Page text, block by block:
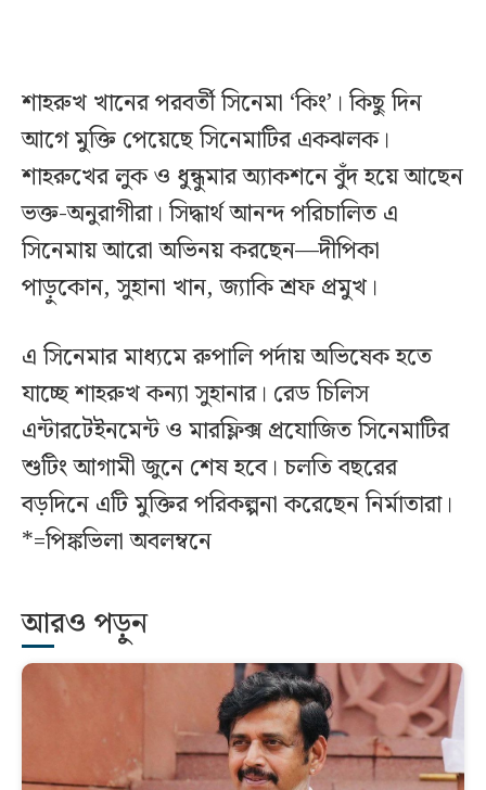
শাহরুখ খানের পরবর্তী সিনেমা ‘কিং’। কিছু দিন
আগে মুক্তি পেয়েছে সিনেমাটির একঝলক।
শাহরুখের লুক ও ধুন্ধুমার অ্যাকশনে বুঁদ হয়ে আছেন
ভক্ত-অনুরাগীরা। সিদ্ধার্থ আনন্দ পরিচালিত এ
সিনেমায় আরো অভিনয় করছেন—দীপিকা
পাড়ুকোন, সুহানা খান, জ্যাকি শ্রফ প্রমুখ।
এ সিনেমার মাধ্যমে রুপালি পর্দায় অভিষেক হতে
যাচ্ছে শাহরুখ কন্যা সুহানার। রেড চিলিস
এন্টারটেইনমেন্ট ও মারফ্লিক্স প্রযোজিত সিনেমাটির
শুটিং আগামী জুনে শেষ হবে। চলতি বছরের
বড়দিনে এটি মুক্তির পরিকল্পনা করেছেন নির্মাতারা।
*=পিঙ্কভিলা অবলম্বনে
আরও পড়ুন